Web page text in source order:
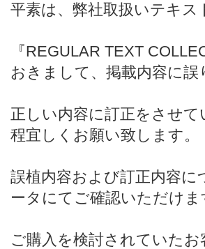
平素は、弊社取扱いテキ
『REGULAR TEXT
おきまして、掲載内容に
正しい内容に訂正をさせ
程宜しくお願い致します。
誤植内容および訂正内容
ータにてご確認いただけま
ご購入を検討されていた